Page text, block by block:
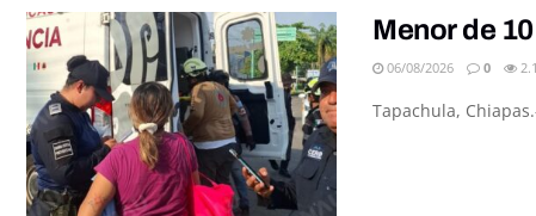
Menor de
06/08/2026 0
Tapachula,